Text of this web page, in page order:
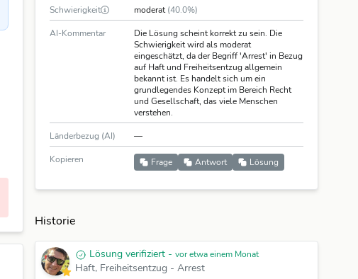
Schwierigkeit moderat(40.0%)
AI-Kommentar
Die Lösung scheint korrekt zu sein. Die
Schwierigkeit wird als moderat
eingeschätzt, da der Begriff 'Arrest' in Bezug
auf Haft und Freiheitsentzug allgemein
bekannt ist. Es handelt sich um ein
grundlegendes Konzept im Bereich Recht
und Gesellschaft, das viele Menschen
verstehen.
Länderbezug (AI) —
Kopieren Frage Antwort Lösung
Historie
Lösung verifiziert - vor etwa einem Monat
Haft, Freiheitsentzug - Arrest